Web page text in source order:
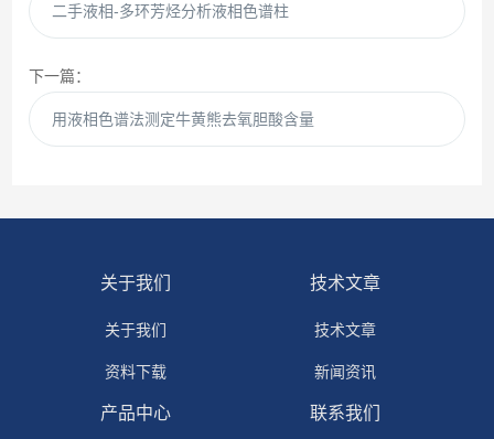
二手液相-多环芳烃分析液相色谱柱
下一篇：
用液相色谱法测定牛黄熊去氧胆酸含量
关于我们
关于我们
资料下载
技术文章
技术文章
新闻资讯
产品中心 联系我们